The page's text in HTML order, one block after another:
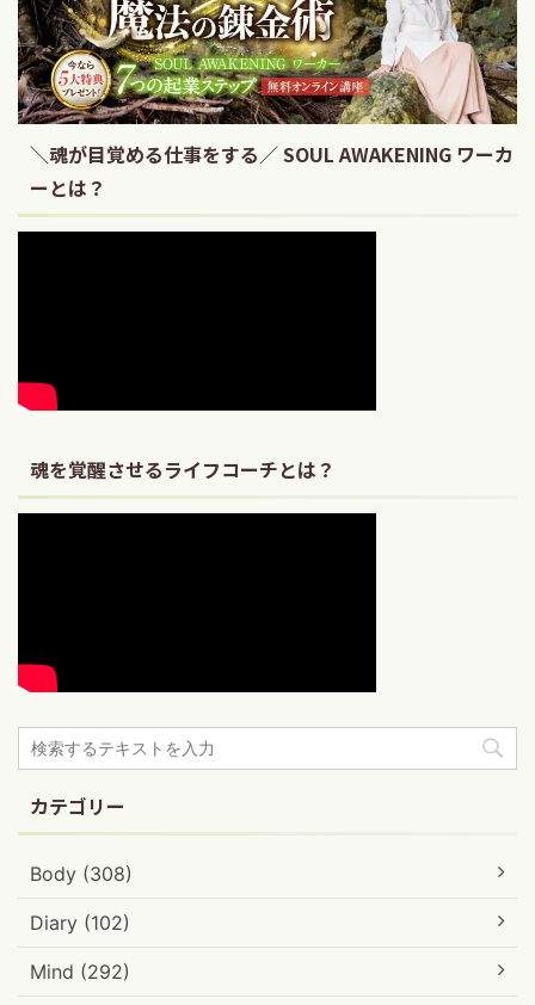
＼魂が目覚める仕事をする／ SOUL AWAKENING ワーカ
ーとは？
魂を覚醒させるライフコーチとは？
カテゴリー
Body (308)
Diary (102)
Mind (292)